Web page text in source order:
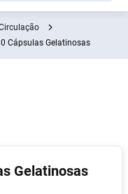
Cápsulas Gelatinosas
Gelatinosas